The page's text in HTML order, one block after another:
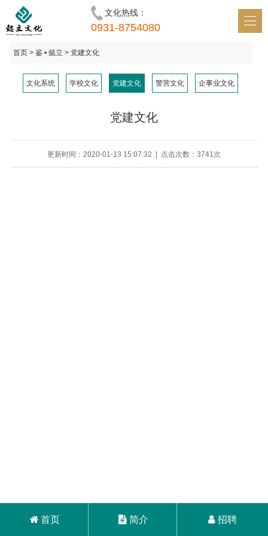
首页 • 懿立
讯 • 懿立
和 • 懿立
文化热线：
0931-8754080
首页 > 鉴 • 懿立 > 党建文化
文化系统 学校文化 党建文化 警营文化 企事业文化
党建文化
更新时间：2020-01-13 15:07:32 | 点击次数：3741次
首页 简介 招聘